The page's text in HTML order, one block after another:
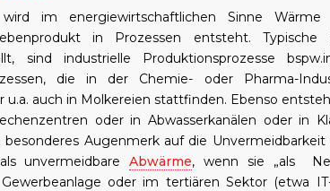
wird im energiewirtschaftlichen Sinne Wärme
in Prozessen entsteht. Typische
sind industrielle Produktionsprozesse
die in der Chemie- oder Pharma-
u.a. auch in Molkereien stattfinden. Ebenso
oder in Abwasserkanälen oder in
Augenmerk auf die Unvermeidbarkeit
unvermeidbareAbwärme, wenn sie „als
oder im tertiären Sektor (etwa